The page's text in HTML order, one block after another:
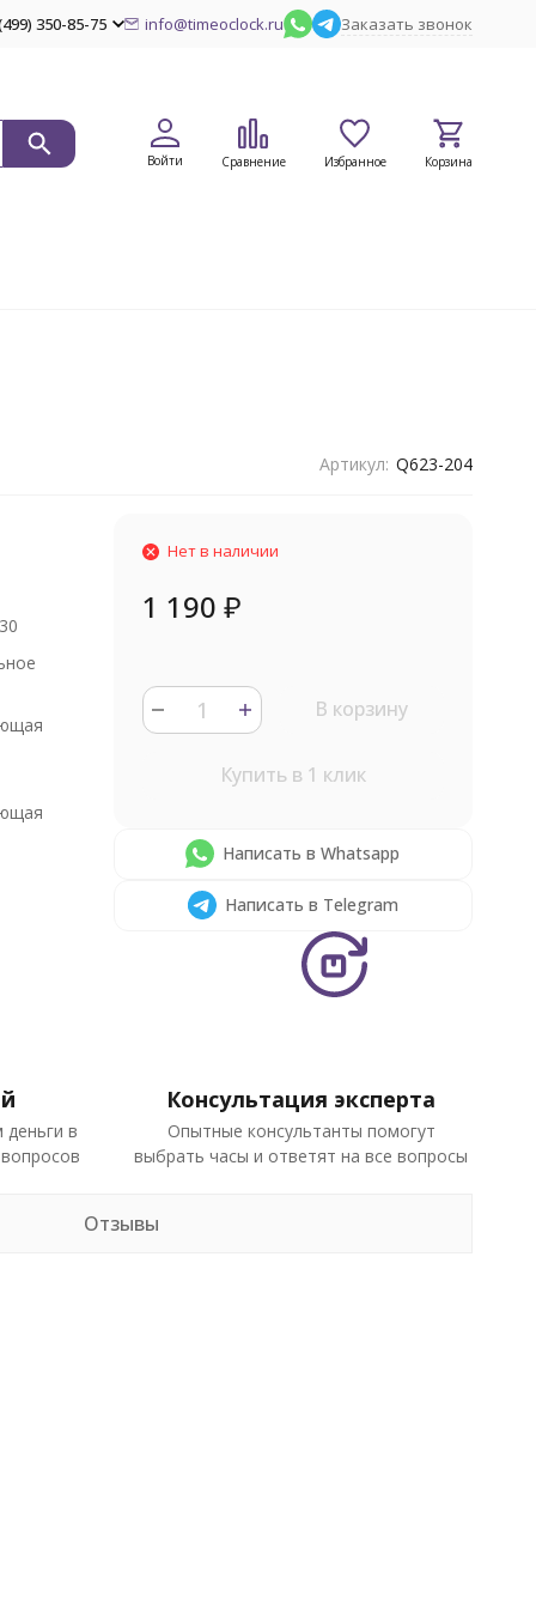
350-85-75 info@timeoclock.ru Заказать звонок
Войти Сравнение Избранное Корзина
Артикул: Q623-204
Нет в наличии
1 190 ₽
В корзину
Купить в 1 клик
Написать в Whatsapp
Написать в Telegram
в
Консультация эксперта
Опытные консультанты помогут
выбрать часы и ответят на все вопросы
Отзывы